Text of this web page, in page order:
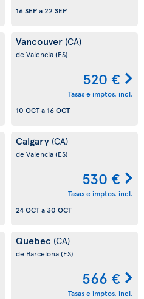
16 SEPa22 SEP
Vancouver (CA)
de Valencia(ES)
520 €
Tasas e imptos. incl.
10 OCTa 16 OCT
Calgary (CA)
de Valencia(ES)
530 €
Tasas e imptos. incl.
24 OCTa 30 OCT
Quebec (CA)
de Barcelona(ES)
566 €
Tasas e imptos. incl.